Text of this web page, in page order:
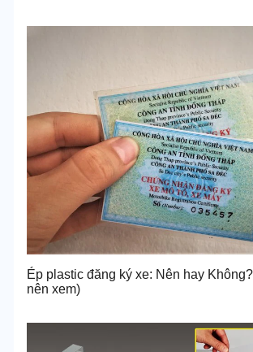
Ép plastic đăng ký xe: Nên hay
nên xem)